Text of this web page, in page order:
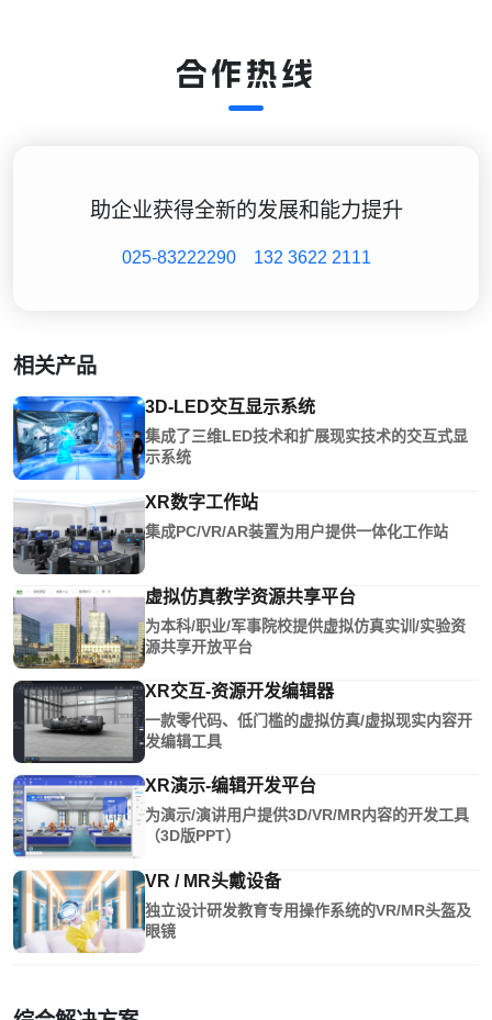
合作热线
助企业获得全新的发展和能力提升
025-83222290 132 3622 2111
相关产品
3D-LED交互显示系统
集成了三维LED技术和扩展现实技术的交互式显
示系统
XR数字工作站
集成PC/VR/AR装置为用户提供一体化工作站
虚拟仿真教学资源共享平台
为本科/职业/军事院校提供虚拟仿真实训/实验资
源共享开放平台
XR交互-资源开发编辑器
一款零代码、低门槛的虚拟仿真/虚拟现实内容开
发编辑工具
XR演示-编辑开发平台
为演示/演讲用户提供3D/VR/MR内容的开发工具
（3D版PPT）
VR / MR头戴设备
独立设计研发教育专用操作系统的VR/MR头盔及
眼镜